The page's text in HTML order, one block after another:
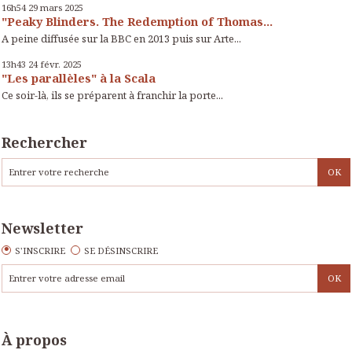
16h54 29 mars 2025
"Peaky Blinders. The Redemption of Thomas...
A peine diffusée sur la BBC en 2013 puis sur Arte...
13h43 24 févr. 2025
"Les parallèles" à la Scala
Ce soir-là, ils se préparent à franchir la porte...
Rechercher
Newsletter
S'INSCRIRE SE DÉSINSCRIRE
À propos